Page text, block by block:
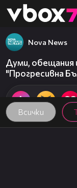
👾
Всички
Nova News
Думи, обещания
"Прогресивна
00:31